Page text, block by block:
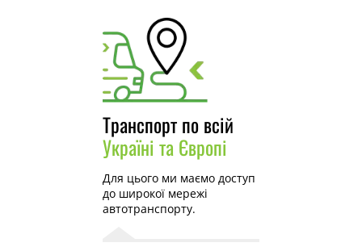
Транспорт по всій
Україні та Європі
Для цього ми маємо доступ
до широкої мережі
автотранспорту.